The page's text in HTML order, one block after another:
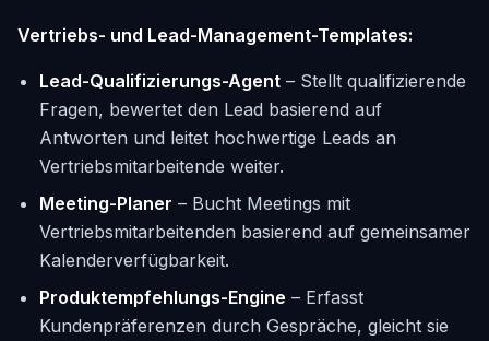
Vertriebs- und Lead-Management-Templates:
Lead-Qualifizierungs-Agent – Stellt qualifizierende
Fragen, bewertet den Lead basierend auf
Antworten und leitet hochwertige Leads an
Vertriebsmitarbeitende weiter.
Meeting-Planer – Bucht Meetings mit
Vertriebsmitarbeitenden basierend auf gemeinsamer
Kalenderverfügbarkeit.
Produktempfehlungs-Engine – Erfasst
Kundenpräferenzen durch Gespräche, gleicht sie